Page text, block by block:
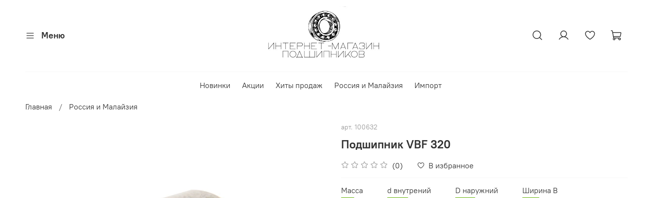
Меню
Новинки Акции Хиты продаж Россия и Малайзия Импорт
Главная Россия и Малайзия
арт. 100632
Подшипник VBF 320
(0) В избранное
Масса d внутрений D наружний Ширина В